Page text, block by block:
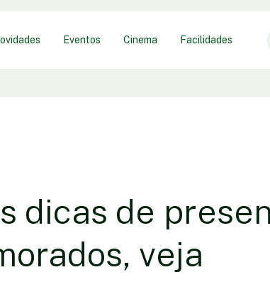
Eventos Cinema Facilidades
dicas de
veja